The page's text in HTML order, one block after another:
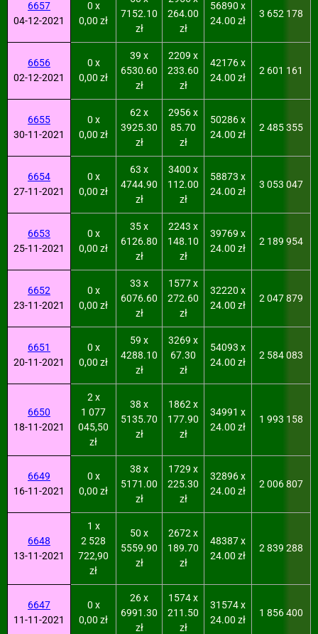
6657
04-12-2021
0 x
0,00 zł
7152.10
zł
264.00
zł
56890 x
24.00 zł
3 652 178
6656
02-12-2021
0 x
0,00 zł
39 x
6530.60
zł
2209 x
233.60
zł
42176 x
24.00 zł
2 601 161
6655
30-11-2021
0 x
0,00 zł
62 x
3925.30
zł
2956 x
85.70
zł
50286 x
24.00 zł
2 485 355
6654
27-11-2021
0 x
0,00 zł
63 x
4744.90
zł
3400 x
112.00
zł
58873 x
24.00 zł
3 053 047
6653
25-11-2021
0 x
0,00 zł
35 x
6126.80
zł
2243 x
148.10
zł
39769 x
24.00 zł
2 189 954
6652
23-11-2021
0 x
0,00 zł
33 x
6076.60
zł
1577 x
272.60
zł
32220 x
24.00 zł
2 047 879
6651
20-11-2021
0 x
0,00 zł
59 x
4288.10
zł
3269 x
67.30
zł
54093 x
24.00 zł
2 584 083
6650
18-11-2021
2 x
1 077
045,50
zł
38 x
5135.70
zł
1862 x
177.90
zł
34991 x
24.00 zł
1 993 158
6649
16-11-2021
0 x
0,00 zł
38 x
5171.00
zł
1729 x
225.30
zł
32896 x
24.00 zł
2 006 807
6648
13-11-2021
1 x
2 528
722,90
zł
50 x
5559.90
zł
2672 x
189.70
zł
48387 x
24.00 zł
2 839 288
6647
11-11-2021
0 x
0,00 zł
26 x
6991.30
zł
1574 x
211.50
zł
31574 x
24.00 zł
1 856 400